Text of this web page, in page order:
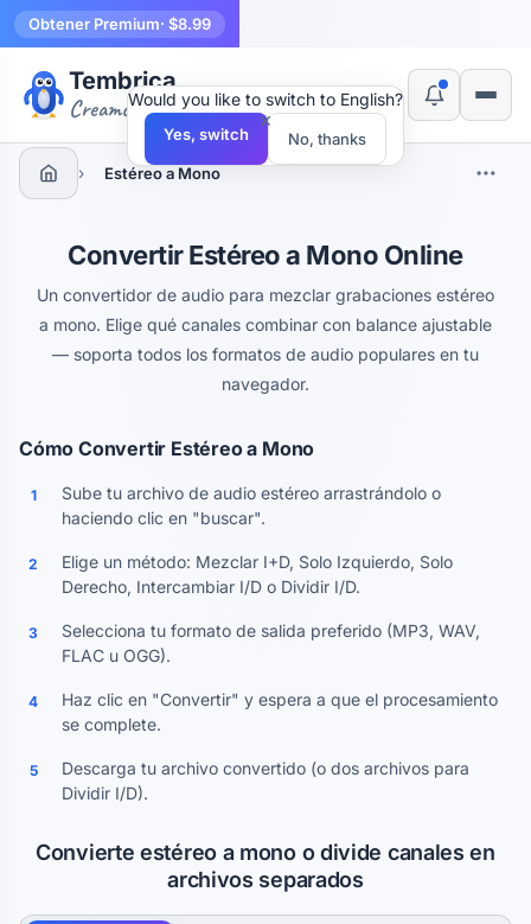
Obtener Premium· $8.99
Tembrica
Creamos herramientas
› Estéreo a Mono
Convertir Estéreo a Mono Online
Un convertidor de audio para mezclar grabaciones estéreo
a mono. Elige qué canales combinar con balance ajustable
— soporta todos los formatos de audio populares en tu
navegador.
Cómo Convertir Estéreo a Mono
1
Sube tu archivo de audio estéreo arrastrándolo o
haciendo clic en "buscar".
2
Elige un método: Mezclar I+D, Solo Izquierdo, Solo
Derecho, Intercambiar I/D o Dividir I/D.
3
Selecciona tu formato de salida preferido (MP3, WAV,
FLAC u OGG).
4
Haz clic en "Convertir" y espera a que el procesamiento
se complete.
5
Descarga tu archivo convertido (o dos archivos para
Dividir I/D).
Convierte estéreo a mono o divide canales en
archivos separados
×
Would you like to switch to English?
Yes, switch No, thanks